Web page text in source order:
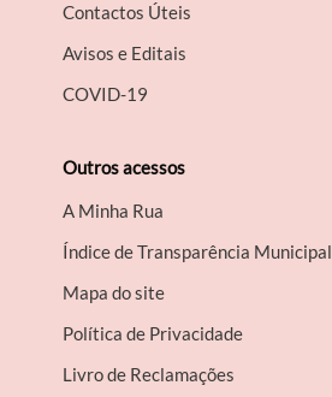
Contactos Úteis
Avisos e Editais
COVID-19
Outros acessos
A Minha Rua
Índice de Transparência Municipal
Mapa do site
Política de Privacidade
Livro de Reclamações